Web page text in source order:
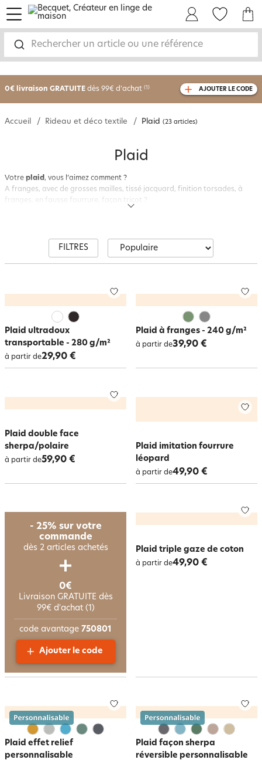
Rechercher un article ou une référence
menu
-25% sur votre commandedès 2 articles
0€ livraison GRATUITE dès 99€ d'achat (1)
avec le code 750801
AJOUTER LE CODE
Accueil Rideau et déco textile Plaid (23 articles)
Plaid
Votre plaid, vous l’aimez comment ?
A franges, avec de grosses mailles, tissé jacquard, finition torsades, à
franges, en fausse fourrure, façon tricot ?
Si vous souhaitez un plaid vraiment tout doux, le
plaid en microfibre
parfait pour vos fraîches soirées. Plus tendance, leplaid couverture
aime se lover. Version plus féminine, le plaid en crochet qui se veut plus
Enfin, découvrez nosplaids polaire
dans une grande gamme de coloris :
confortables et personnalisables, c’est une belle idée de cadeau.
FILTRES
Plaid ultradoux
transportable - 280 g/m²
à partir de29,90 €
Plaid à franges - 240 g/m²
à partir de39,90 €
Plaid double face
sherpa/polaire
à partir de59,90 €
Plaid imitation fourrure
léopard
à partir de49,90 €
Plaid triple gaze de coton
à partir de49,90 €
Plaid effet relief
personnalisable
Plaid façon sherpa
réversible personnalisable
- 25% sur votre
commande
dès 2 articles achetés
0€
Livraison GRATUITE dès
99€ d'achat (1)
code avantage 750801
Ajouter le code